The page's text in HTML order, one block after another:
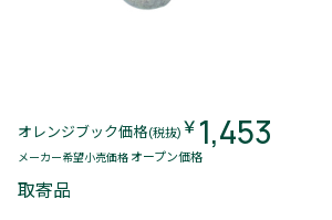
オレンジブック価格(税抜) ￥ 1,453
メーカー希望小売価格 オープン価格
取寄品